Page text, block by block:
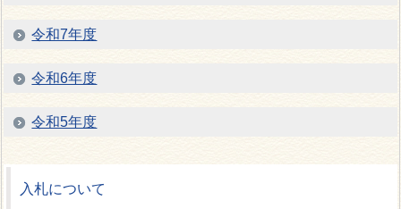
令和7年度
令和6年度
令和5年度
入札について